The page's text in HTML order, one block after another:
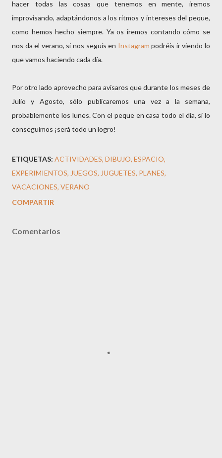
hacer todas las cosas que tenemos en mente, iremos
improvisando, adaptándonos a los ritmos y intereses del peque,
como hemos hecho siempre. Ya os iremos contando cómo se
nos da el verano, si nos seguís en Instagram podréis ir viendo lo
que vamos haciendo cada día.
Por otro lado aprovecho para avisaros que durante los meses de
Julio y Agosto, sólo publicaremos una vez a la semana,
probablemente los lunes. Con el peque en casa todo el día, si lo
conseguimos ¡será todo un logro!
ETIQUETAS: ACTIVIDADES DIBUJO ESPACIO
EXPERIMIENTOS JUEGOS JUGUETES PLANES
VACACIONES VERANO
COMPARTIR
Comentarios